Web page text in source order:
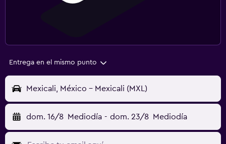
Entrega en el mismo punto
Mexicali, México - Mexicali (MXL)
dom. 16/8 Mediodía - dom. 23/8 Mediodía